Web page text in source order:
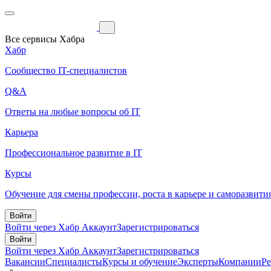
Все сервисы Хабра
Хабр
Сообщество IT-специалистов
Q&A
Ответы на любые вопросы об IT
Карьера
Профессиональное развитие в IT
Курсы
Обучение для смены профессии, роста в карьере и
Войти
Войти через Хабр АккаунтЗарегистрироваться
Войти
Войти через Хабр АккаунтЗарегистрироваться
ВакансииСпециалистыКурсы и обучениеЭкспертыКомпании